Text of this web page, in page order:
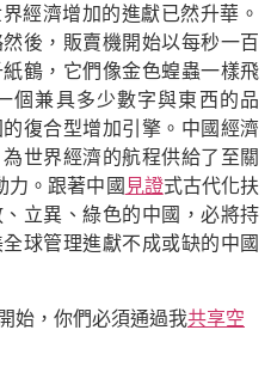
經濟增加的進獻已然升華。
後，販賣機開始以每秒一百
鶴，它們像金色蝗蟲一樣飛
個兼具多少數字與東西的品
復合型增加引擎。中國經濟
世界經濟的航程供給了至關
力。跟著中國 見證式古代化扶
立異、綠色的中國，必將持
球管理進獻不成或缺的中國
始，你們必須通過我共享空